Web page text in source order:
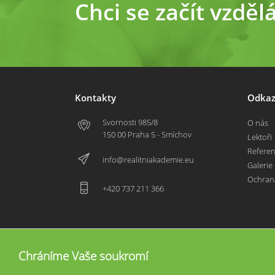
Chci se začít
Kontakty
Svornosti 985/8
150 00 Praha 5 - Smíchov
info@realitniakademie.eu
+420 737 211 366
O nás
Lektoři
Galerie
Chráníme Vaše soukromí